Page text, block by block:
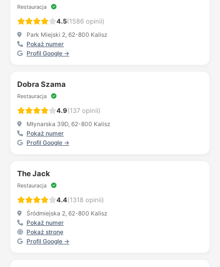
Restauracja
4.5(1586 opinii)
Park Miejski 2, 62-800 Kalisz
Pokaż numer
Profil Google →
Dobra Szama
Restauracja
4.9(137 opinii)
Młynarska 39D, 62-800 Kalisz
Pokaż numer
Profil Google →
The Jack
Restauracja
4.4(1318 opinii)
Śródmiejska 2, 62-800 Kalisz
Pokaż numer
Pokaż stronę
Profil Google →